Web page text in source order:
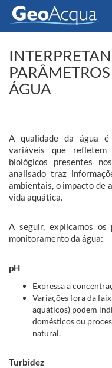
ÁGUA
A qualidade da água
variáveis que refletem
biológicos presentes
analisado traz
ambientais, o impacto de
vida aquática.
A seguir, explicamos os
monitoramento da água:
pH
Expressa a
Variações fora da
aquáticos) podem
domésticos ou
natural.
Turbidez